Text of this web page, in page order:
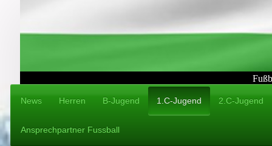
News Herren B-Jugend 1.C-Jugend 2.C-Jugend
Ansprechpartner Fussball